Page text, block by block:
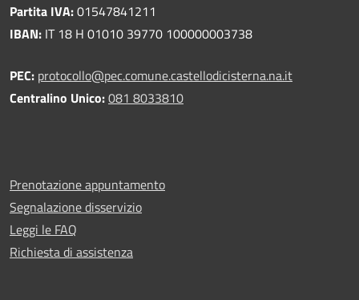
Partita IVA:01547841211
IBAN: IT 18 H 01010 39770 100000003738
PEC: protocollo@pec.comune.castellodicisterna.na.it
Centralino Unico:081 8033810
Prenotazione appuntamento
Segnalazione disservizio
Leggi le FAQ
Richiesta di assistenza